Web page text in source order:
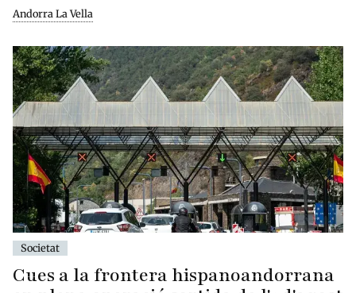
Andorra La Vella
Societat
Cues a la frontera hispanoandorrana